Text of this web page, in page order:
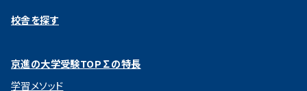
校舎を探す
京進の大学受験TOP∑の特長
学習メソッド